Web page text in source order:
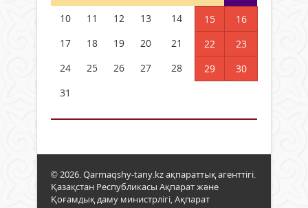
10
11 12 13 14 15
16
17
18 19 20 21 22
23
24
25 26 27 28 29
30
31
© 2026. Qarmaqshy-tany.kz ақпараттық агенттігі.
Қазақстан Республикасы Ақпарат және
Қоғамдық даму министрлігі, Ақпарат